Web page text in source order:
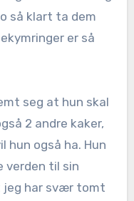
så klart ta dem
er så
seg at hun skal
2 andre kaker,
hun også ha. Hun
verden til sin
jeg har svær tomt